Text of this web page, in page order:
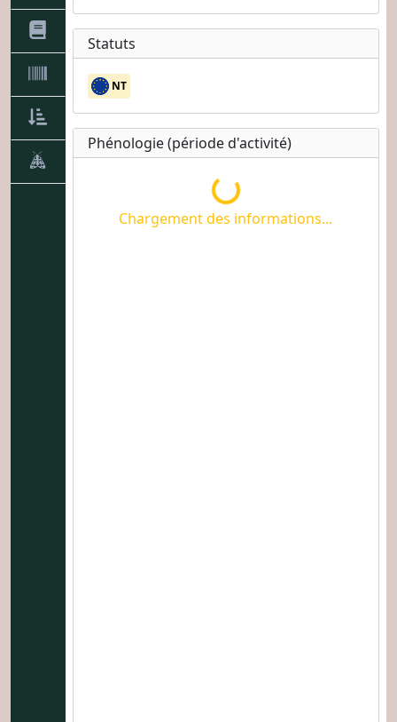
Statuts
NT
Phénologie (période d'activité)
Chargement des informations...
Chargement des informations...